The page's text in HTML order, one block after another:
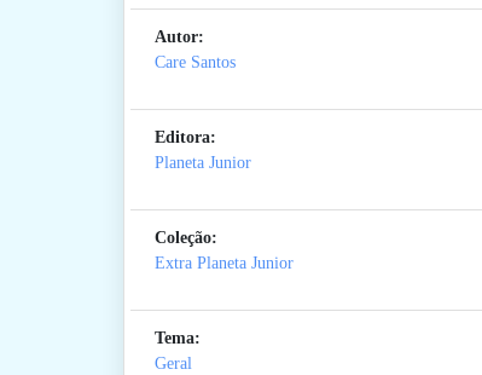
Autor:
Care Santos
Editora:
Planeta Junior
Coleção:
Extra Planeta Junior
Tema:
Geral